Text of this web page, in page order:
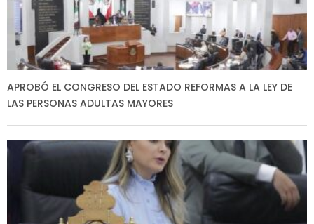
APROBÓ EL CONGRESO DEL ESTADO REFORMAS A LA LEY DE
LAS PERSONAS ADULTAS MAYORES